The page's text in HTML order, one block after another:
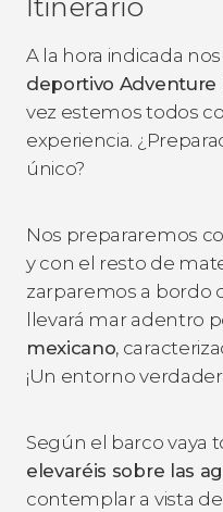
Itinerario
A la hora indicada
deportivo Adventure
vez estemos todos
experiencia.
único?
Nos prepararemos
y con el resto de
zarparemos a bordo
llevará mar adentro
mexicano,
¡Un entorno
Según el barco vaya
elevaréis sobre las
contemplar a vista